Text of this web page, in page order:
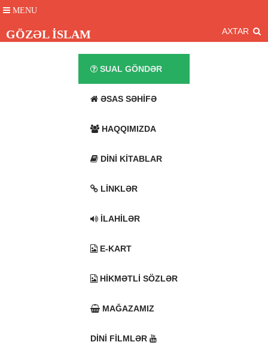
MENU
GÖZƏL İSLAM AXTAR
SUAL GÖNDƏR
ƏSAS SƏHIFƏ
HAQQIMIZDA
DINI KITABLAR
LINKLƏR
İLAHILƏR
E-KART
HIKMƏTLI SÖZLƏR
MAĞAZAMIZ
DINI FILMLƏR